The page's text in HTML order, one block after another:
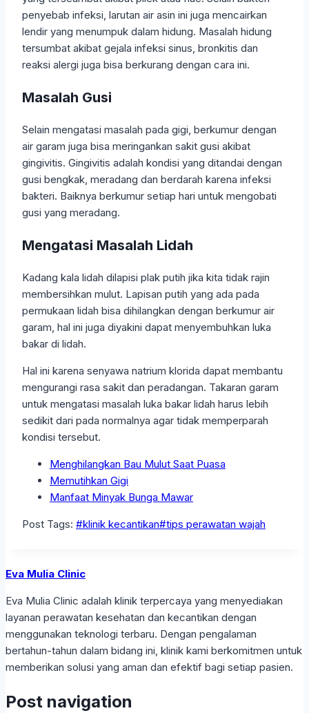
penyebab infeksi, larutan air asin ini juga mencairkan
lendir yang menumpuk dalam hidung. Masalah hidung
tersumbat akibat gejala infeksi sinus, bronkitis dan
reaksi alergi juga bisa berkurang dengan cara ini.
Masalah Gusi
Selain mengatasi masalah pada gigi, berkumur dengan
air garam juga bisa meringankan sakit gusi akibat
gingivitis. Gingivitis adalah kondisi yang ditandai dengan
gusi bengkak, meradang dan berdarah karena infeksi
bakteri. Baiknya berkumur setiap hari untuk mengobati
gusi yang meradang.
Mengatasi Masalah Lidah
Kadang kala lidah dilapisi plak putih jika kita tidak rajin
membersihkan mulut. Lapisan putih yang ada pada
permukaan lidah bisa dihilangkan dengan berkumur air
garam, hal ini juga diyakini dapat menyembuhkan luka
bakar di lidah.
Hal ini karena senyawa natrium klorida dapat membantu
mengurangi rasa sakit dan peradangan. Takaran garam
untuk mengatasi masalah luka bakar lidah harus lebih
sedikit dari pada normalnya agar tidak memperparah
kondisi tersebut.
Menghilangkan Bau Mulut Saat Puasa
Memutihkan Gigi
Manfaat Minyak Bunga Mawar
Post Tags: #klinik kecantikan#tips perawatan wajah
Eva Mulia Clinic
Eva Mulia Clinic adalah klinik terpercaya yang menyediakan
layanan perawatan kesehatan dan kecantikan dengan
menggunakan teknologi terbaru. Dengan pengalaman
bertahun-tahun dalam bidang ini, klinik kami berkomitmen untuk
memberikan solusi yang aman dan efektif bagi setiap pasien.
Post navigation